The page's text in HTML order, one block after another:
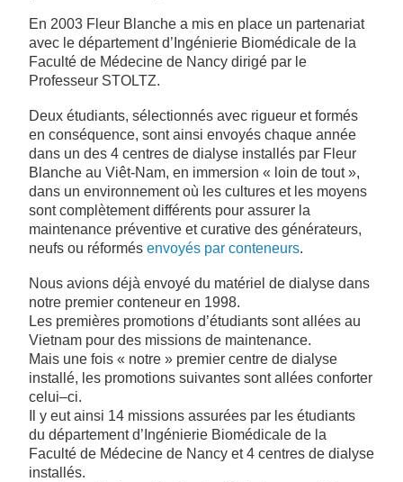
En 2003 Fleur Blanche a mis en place un partenariat
avec le département d’Ingénierie Biomédicale de la
Faculté de Médecine de Nancy dirigé par le
Professeur STOLTZ.
Deux étudiants, sélectionnés avec rigueur et formés
en conséquence, sont ainsi envoyés chaque année
dans un des 4 centres de dialyse installés par Fleur
Blanche au Viêt-Nam, en immersion « loin de tout »,
dans un environnement où les cultures et les moyens
sont complètement différents pour assurer la
maintenance préventive et curative des générateurs,
neufs ou réformés envoyés par conteneurs.
Nous avions déjà envoyé du matériel de dialyse dans
notre premier conteneur en 1998.
Les premières promotions d’étudiants sont allées au
Vietnam pour des missions de maintenance.
Mais une fois « notre » premier centre de dialyse
installé, les promotions suivantes sont allées conforter
celui–ci.
Il y eut ainsi 14 missions assurées par les étudiants
du département d’Ingénierie Biomédicale de la
Faculté de Médecine de Nancy et 4 centres de dialyse
installés.